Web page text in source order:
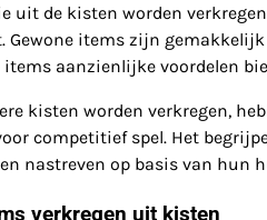
uit de kisten worden
Gewone items zijn
items aanzienlijke voordelen
kisten worden verkregen,
competitief spel. Het
nastreven op basis van hun
verkregen uit kisten